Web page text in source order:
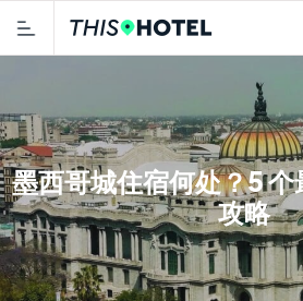
墨西哥城住宿何处？5
攻略